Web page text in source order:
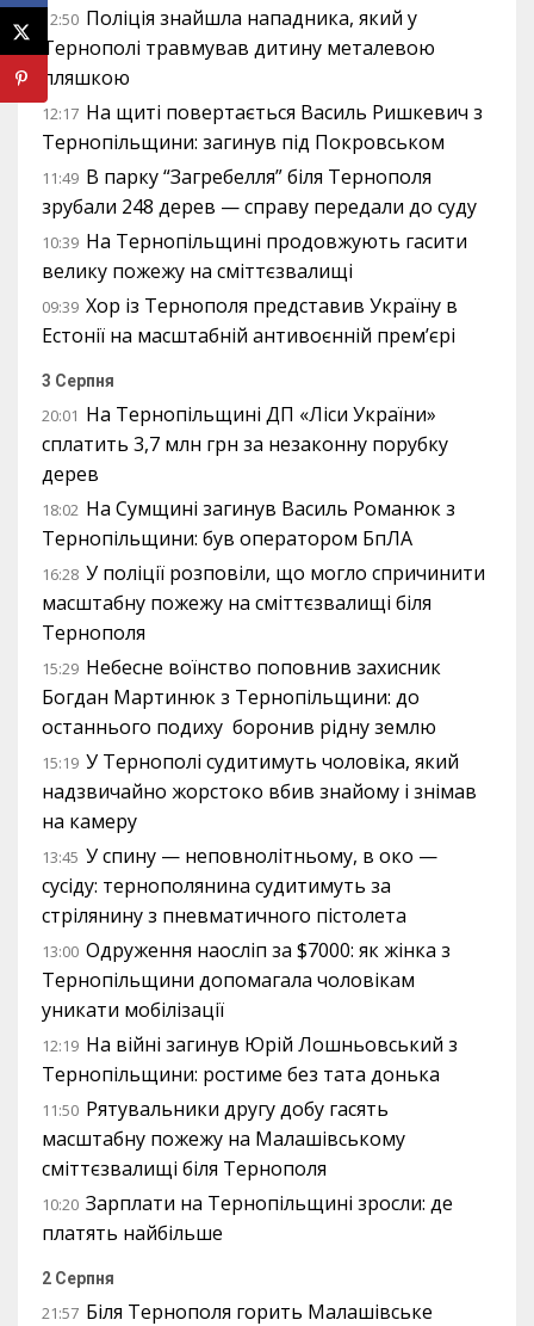
12:50 Поліція знайшла нападника, який у
Тернополі травмував дитину металевою
пляшкою
12:17 На щиті повертається Василь Ришкевич з
Тернопільщини: загинув під Покровськом
11:49 В парку “Загребелля” біля Тернополя
зрубали 248 дерев — справу передали до суду
10:39 На Тернопільщині продовжують гасити
велику пожежу на сміттєзвалищі
09:39 Хор із Тернополя представив Україну в
Естонії на масштабній антивоєнній прем’єрі
3 Серпня
20:01 На Тернопільщині ДП «Ліси України»
сплатить 3,7 млн грн за незаконну порубку
дерев
18:02 На Сумщині загинув Василь Романюк з
Тернопільщини: був оператором БпЛА
16:28 У поліції розповіли, що могло спричинити
масштабну пожежу на сміттєзвалищі біля
Тернополя
15:29 Небесне воїнство поповнив захисник
Богдан Мартинюк з Тернопільщини: до
останнього подиху боронив рідну землю
15:19 У Тернополі судитимуть чоловіка, який
надзвичайно жорстоко вбив знайому і знімав
на камеру
13:45 У спину — неповнолітньому, в око —
сусіду: тернополянина судитимуть за
стрілянину з пневматичного пістолета
13:00 Одруження наосліп за $7000: як жінка з
Тернопільщини допомагала чоловікам
уникати мобілізації
12:19 На війні загинув Юрій Лошньовський з
Тернопільщини: ростиме без тата донька
11:50 Рятувальники другу добу гасять
масштабну пожежу на Малашівському
сміттєзвалищі біля Тернополя
10:20 Зарплати на Тернопільщині зросли: де
платять найбільше
2 Серпня
21:57 Біля Тернополя горить Малашівське